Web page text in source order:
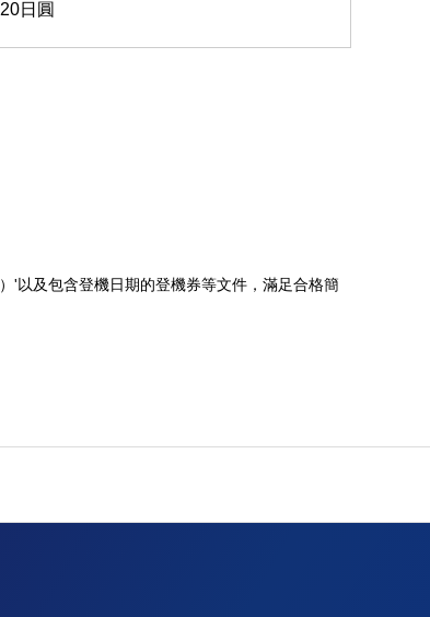
日圓
'以及包含登機日期的登機券等文件，滿足合格簡